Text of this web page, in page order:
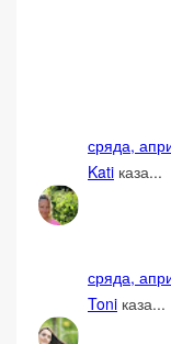
сряда,
Kati каза...
сряда,
Toni каза...